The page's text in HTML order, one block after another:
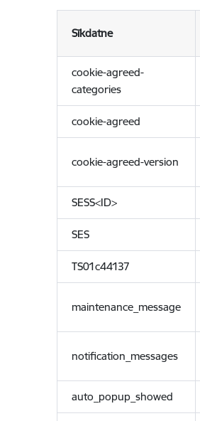
Sīkdatne
cookie-agreed-
categories
cookie-agreed
cookie-agreed-version
SESS<ID>
SES
TS01c44137
maintenance_message
notification_messages
auto_popup_showed